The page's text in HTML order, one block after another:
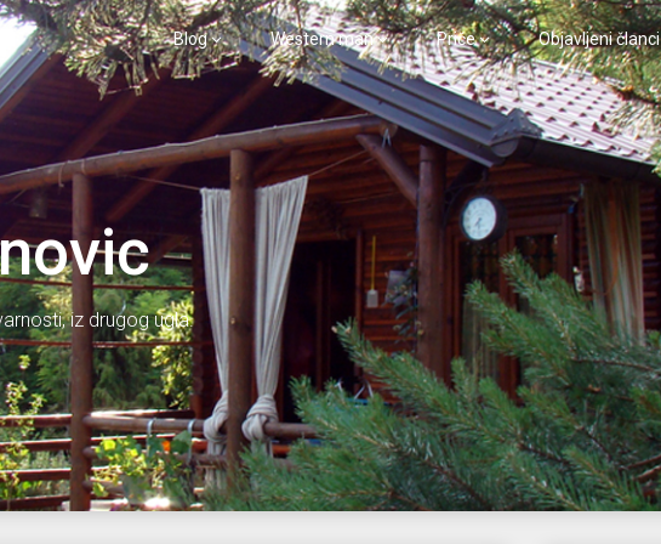
Blog Western man Priče Objavljeni članci
iz drugog ugla.